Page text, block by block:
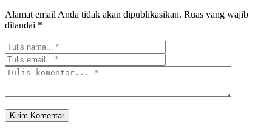
Alamat email Anda tidak akan dipublikasikan. Ruas yang wajib
ditandai *